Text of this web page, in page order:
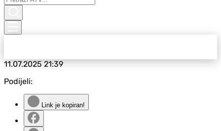
11.07.202521:39
Podijeli:
Link je kopiran!